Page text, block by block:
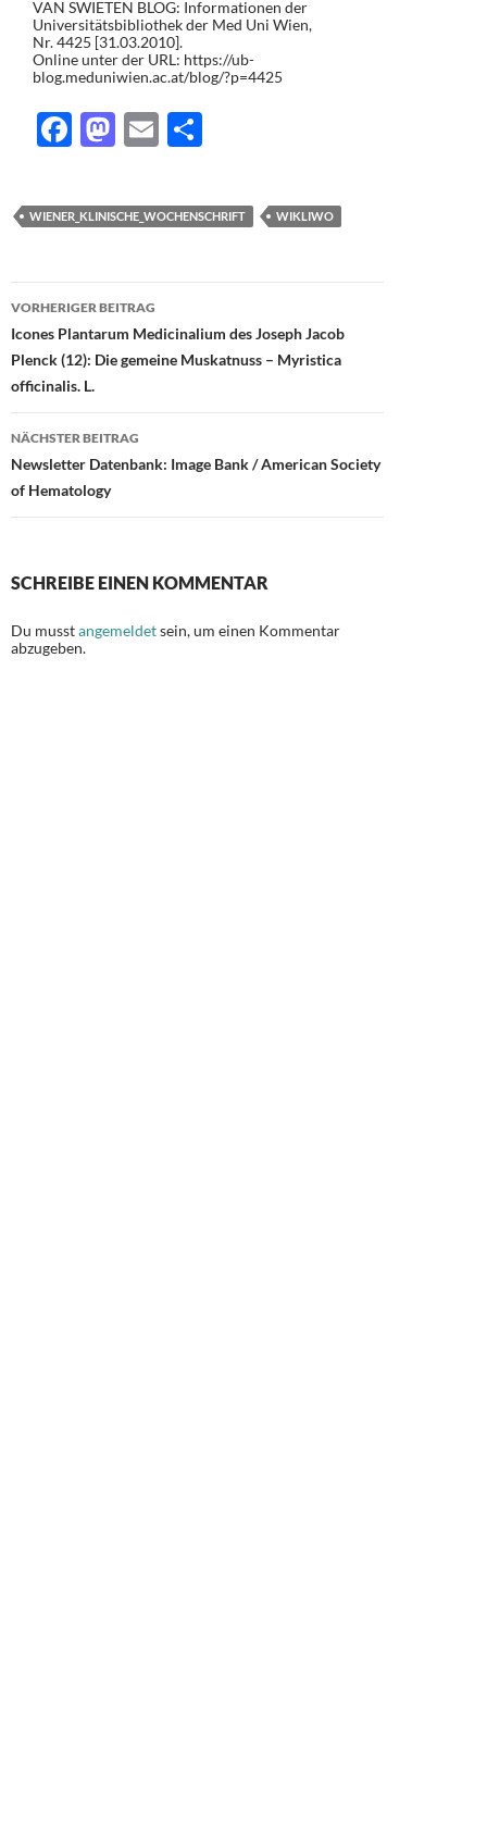
VAN SWIETEN BLOG: Informationen der
Universitätsbibliothek der Med Uni Wien,
Nr. 4425 [31.03.2010].
Online unter der URL: https://ub-
blog.meduniwien.ac.at/blog/?p=4425
F
e
b
o
k
M
to
d
n
E
ail le
n
WIENER_KLINISCHE_WOCHENSCHRIFT WIKLIWO
Beitragsnavigation
VORHERIGER BEITRAG
Icones Plantarum Medicinalium des Joseph Jacob
Plenck (12): Die gemeine Muskatnuss – Myristica
officinalis. L.
NÄCHSTER BEITRAG
Newsletter Datenbank: Image Bank / American Society
of Hematology
SCHREIBE EINEN KOMMENTAR
Du musstangemeldetsein, um einen Kommentar
abzugeben.